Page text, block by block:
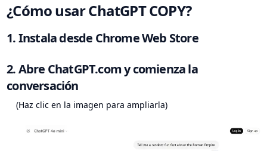
¿Cómo usar ChatGPT COPY?
1. Instala desde Chrome Web Store
2. Abre ChatGPT.com y comienza la
conversación
(Haz clic en la imagen para ampliarla)